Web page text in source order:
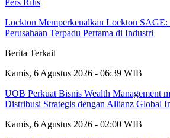
Lockton Memperkenalkan Lockton SAGE:
Perusahaan Terpadu Pertama di Industri
Berita Terkait
Kamis, 6 Agustus 2026 - 06:39 WIB
UOB Perkuat Bisnis Wealth Management
Distribusi Strategis dengan Allianz Global
Kamis, 6 Agustus 2026 - 02:00 WIB